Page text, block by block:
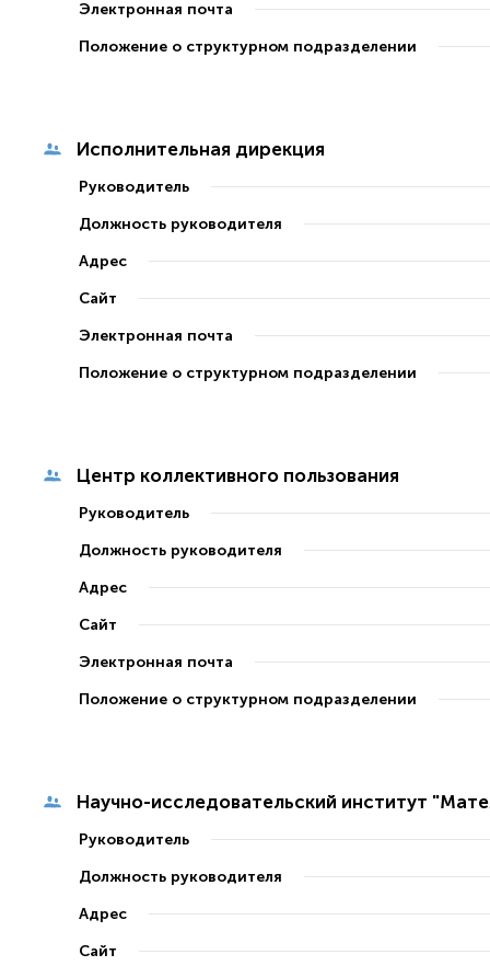
Электронная почта
Положение о структурном подразделении
Исполнительная дирекция
Руководитель
Должность руководителя
Адрес
Сайт
Электронная почта
Положение о структурном подразделении
Центр коллективного пользования
Руководитель
Должность руководителя
Адрес
Сайт
Электронная почта
Положение о структурном подразделении
Научно-исследовательский институт
Руководитель
Должность руководителя
Адрес
Сайт